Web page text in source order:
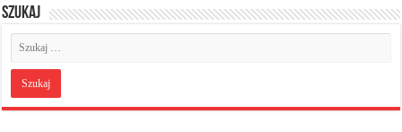
Szukaj